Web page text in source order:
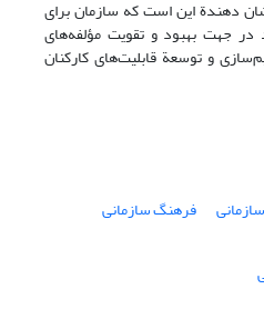
دهندة این است که سازمان برای
در جهت بهبود و تقویت مؤلفه‌های
و توسعة قابلیت‌های کارکنان
فرهنگ سازمانی